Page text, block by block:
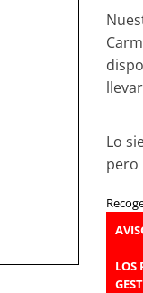
Lo
pero
LOS